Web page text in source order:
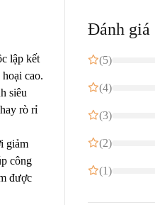
lập kết
cao.
siêu
rò rỉ
giảm
công
được
Đánh giá
(5)
(4)
(3)
(2)
(1)